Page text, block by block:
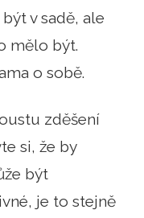
v sadě, ale
mělo být.
o sobě.
zděšení
si, že by
být
je to stejně